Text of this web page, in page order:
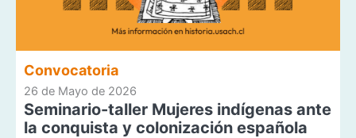
Convocatoria
26 de Mayo de 2026
Seminario-taller Mujeres indígenas ante
la conquista y colonización española